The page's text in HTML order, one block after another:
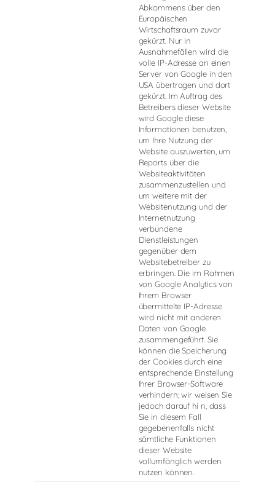
Abkommens über den
Europäischen
Wirtschaftsraum zuvor
gekürzt. Nur in
Ausnahmefällen wird die
volle IP-Adresse an einen
Server von Google in den
USA übertragen und dort
gekürzt. Im Auftrag des
Betreibers dieser Website
wird Google diese
Informationen benutzen,
um Ihre Nutzung der
Website auszuwerten, um
Reports über die
Websiteaktivitäten
zusammenzustellen und
um weitere mit der
Websitenutzung und der
Internetnutzung
verbundene
Dienstleistungen
gegenüber dem
Websitebetreiber zu
erbringen. Die im Rahmen
von Google Analytics von
Ihrem Browser
übermittelte IP-Adresse
wird nicht mit anderen
Daten von Google
zusammengeführt. Sie
können die Speicherung
der Cookies durch eine
entsprechende Einstellung
Ihrer Browser-Software
verhindern; wir weisen Sie
jedoch darauf hi n, dass
Sie in diesem Fall
gegebenenfalls nicht
sämtliche Funktionen
dieser Website
vollumfänglich werden
nutzen können.